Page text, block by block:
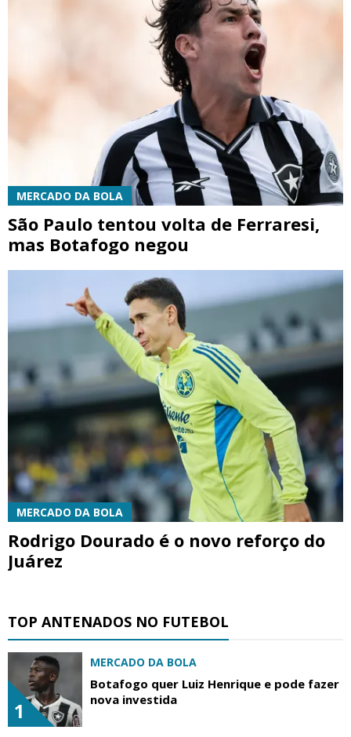
MERCADO DA BOLA
São Paulo tentou volta de Ferraresi,
mas Botafogo negou
MERCADO DA BOLA
Rodrigo Dourado é o novo reforço do
Juárez
TOP ANTENADOS NO FUTEBOL
1
MERCADO DA BOLA
Botafogo quer Luiz Henrique e pode fazer
nova investida